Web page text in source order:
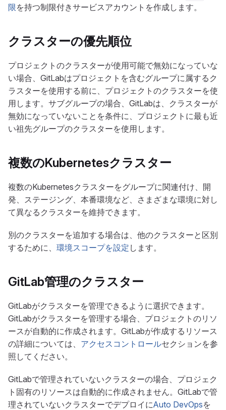
限を持つ制限付きサービスアカウントを作成します。
クラスターの優先順位
プロジェクトのクラスターが使用可能で無効になっていな
い場合、GitLabはプロジェクトを含むグループに属するク
ラスターを使用する前に、プロジェクトのクラスターを使
用します。サブグループの場合、GitLabは、クラスターが
無効になっていないことを条件に、プロジェクトに最も近
い祖先グループのクラスターを使用します。
複数のKubernetesクラスター
複数のKubernetesクラスターをグループに関連付け、開
発、ステージング、本番環境など、さまざまな環境に対し
て異なるクラスターを維持できます。
別のクラスターを追加する場合は、他のクラスターと区別
するために、 環境スコープを設定 します。
GitLab管理のクラスター
GitLabがクラスターを管理できるように選択できます。
GitLabがクラスターを管理する場合、プロジェクトのリソ
ースが自動的に作成されます。GitLabが作成するリソース
の詳細については、 アクセスコントロールセクションを参
照してください。
GitLabで管理されていないクラスターの場合、プロジェク
ト固有のリソースは自動的に作成されません。GitLabで管
理されていないクラスターでデプロイにAuto DevOpsを